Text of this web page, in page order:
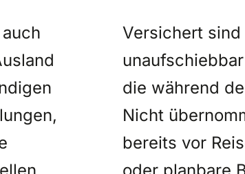
Versichert
die während
Nicht
bereits vor
oder planbare